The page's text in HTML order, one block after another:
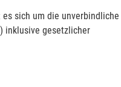
sich um die unverbindliche
inklusive gesetzlicher